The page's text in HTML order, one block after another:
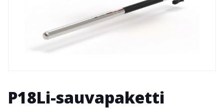
P18Li-sauvapaketti